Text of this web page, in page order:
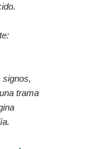
signos,
trama